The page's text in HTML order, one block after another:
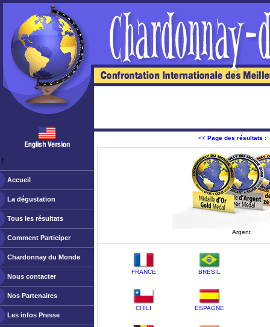
ￂﾠ
Accueil
La dégustation
Tous les résultats
Comment Participer
Chardonnay du Monde
Nous contacter
Nos Partenaires
Les infos Presse
<< Page des résultats :
Argent
FRANCE BRESIL
CHILI ESPAGNE